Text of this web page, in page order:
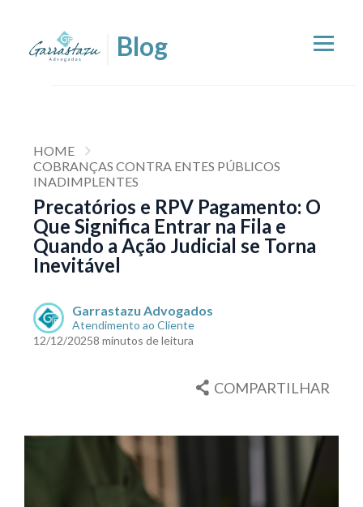
HOME
COBRANÇAS CONTRA ENTES PÚBLICOS
INADIMPLENTES
Precatórios e RPV Pagamento: O
Que Significa Entrar na Fila e
Quando a Ação Judicial se Torna
Inevitável
Garrastazu Advogados
Atendimento ao Cliente
12/12/20258 minutos de leitura
COMPARTILHAR